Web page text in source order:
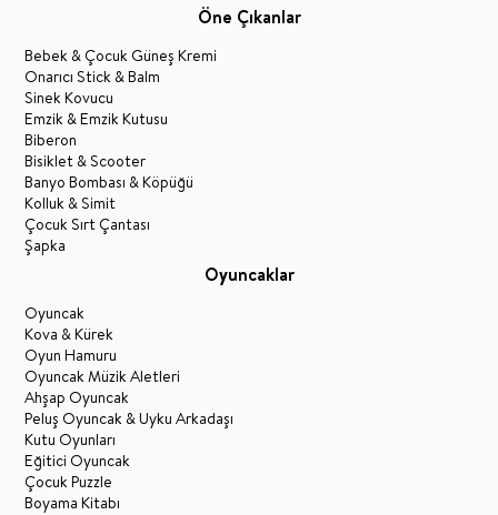
Öne Çıkanlar
Bebek & Çocuk Güneş Kremi
Onarıcı Stick & Balm
Sinek Kovucu
Emzik & Emzik Kutusu
Biberon
Bisiklet & Scooter
Banyo Bombası & Köpüğü
Kolluk & Simit
Çocuk Sırt Çantası
Şapka
Oyuncaklar
Oyuncak
Kova & Kürek
Oyun Hamuru
Oyuncak Müzik Aletleri
Ahşap Oyuncak
Peluş Oyuncak & Uyku Arkadaşı
Kutu Oyunları
Eğitici Oyuncak
Çocuk Puzzle
Boyama Kitabı